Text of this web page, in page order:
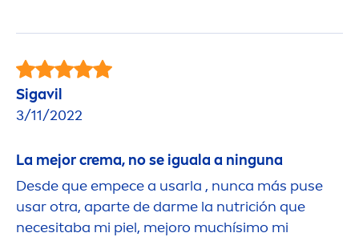
Sigavil
3/11/2022
La mejor crema, no se iguala a ninguna
Desde que empece a usarla , nunca más puse
usar otra, aparte de darme la nutrición que
necesitaba mi piel, mejoro muchísimo mi